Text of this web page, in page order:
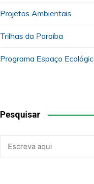
Projetos Ambientais
Trilhas da Paraíba
Programa Espaço
Pesquisar